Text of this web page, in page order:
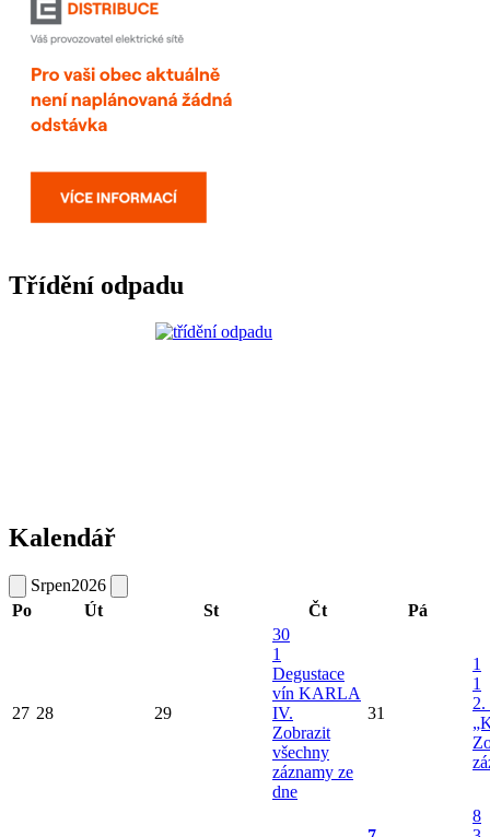
Třídění odpadu
Kalendář
Srpen2026
Po
Út St Čt Pá
27 28 29
30
1
Degustace
vín KARLA
IV.
Zobrazit
všechny
záznamy ze
dne
31
1
1
2.
8